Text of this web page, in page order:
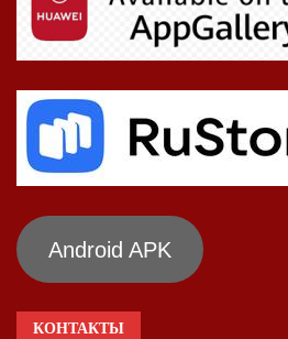
Android APK
КОНТАКТЫ